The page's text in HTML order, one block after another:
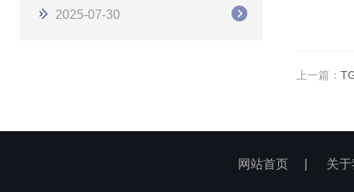
2025-07-30
上一篇：
网站首页 关